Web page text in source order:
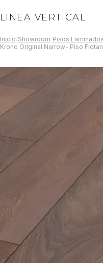
LINEA VERTICAL
Inicio Showroom Pisos Laminados
Krono Original Narrow- Piso